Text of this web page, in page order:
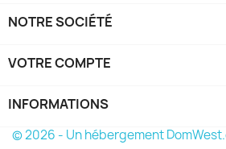
NOTRE SOCIÉTÉ
VOTRE COMPTE
INFORMATIONS
© 2026 - Un hébergement